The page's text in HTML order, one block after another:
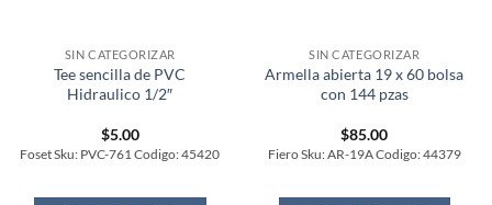
SIN CATEGORIZAR
Tee sencilla de PVC
Hidraulico 1/2″
$5.00
Foset Sku: PVC-761 Codigo: 45420
SIN CATEGORIZAR
Armella abierta 19 x 60 bolsa
con 144 pzas
$85.00
Fiero Sku: AR-19A Codigo: 44379